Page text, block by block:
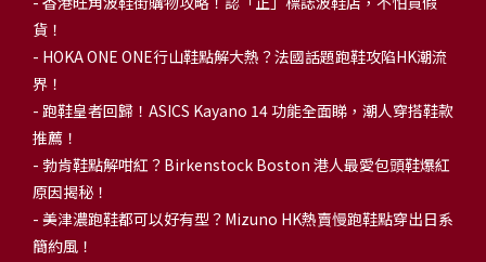
貨！
- HOKA ONE ONE行山鞋點解大熱？法國話題跑鞋攻陷HK潮流
界！
- 跑鞋皇者回歸！ASICS Kayano 14 功能全面睇，潮人穿搭鞋款
推薦！
- 勃肯鞋點解咁紅？Birkenstock Boston 港人最愛包頭鞋爆紅
原因揭秘！
- 美津濃跑鞋都可以好有型？Mizuno HK熱賣慢跑鞋點穿出日系
簡約風！